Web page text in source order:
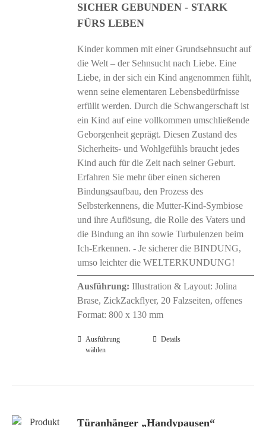
SICHER GEBUNDEN - STARK
FÜRS LEBEN
Kinder kommen mit einer Grundsehnsucht auf
die Welt – der Sehnsucht nach Liebe. Eine
Liebe, in der sich ein Kind angenommen fühlt,
wenn seine elementaren Lebensbedürfnisse
erfüllt werden. Durch die Schwangerschaft ist
ein Kind auf eine vollkommen umschließende
Geborgenheit geprägt. Diesen Zustand des
Sicherheits- und Wohlgefühls braucht jedes
Kind auch für die Zeit nach seiner Geburt.
Erfahren Sie mehr über einen sicheren
Bindungsaufbau, den Prozess des
Selbsterkennens, die Mutter-Kind-Symbiose
und ihre Auflösung, die Rolle des Vaters und
die Bindung an ihn sowie Turbulenzen beim
Ich-Erkennen. - Je sicherer die BINDUNG,
umso leichter die WELTERKUNDUNG!
Ausführung: Illustration & Layout: Jolina
Brase, ZickZackflyer, 20 Falzseiten, offenes
Format: 800 x 130 mm
Ausführung
wählen
Dieses
Details
Türanhänger „Handypausen“